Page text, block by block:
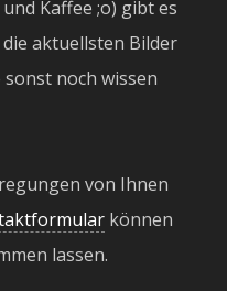
Kaffee ;o) gibt es
aktuellsten Bilder
sonst noch wissen
von Ihnen
können
lassen.